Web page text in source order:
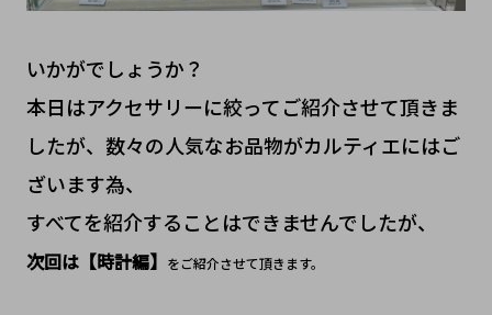
いかがでしょうか？
本日はアクセサリーに絞ってご紹介させて頂きま
したが、数々の人気なお品物がカルティエにはご
ざいます為、
すべてを紹介することはできませんでしたが、
次回は【時計編】 をご紹介させて頂きます。